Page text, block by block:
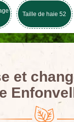
Taille de haie 52
et